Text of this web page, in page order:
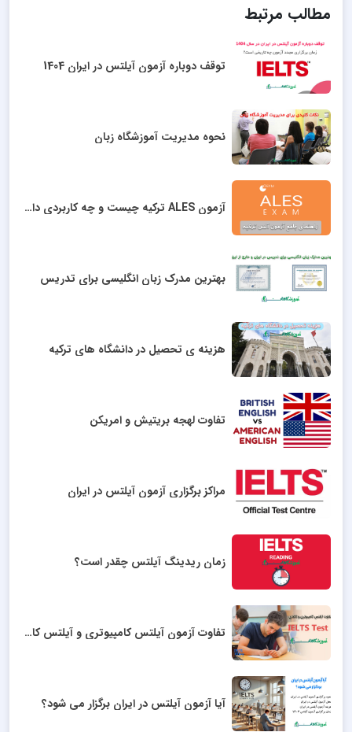
مطالب مرتبط
توقف دوباره آزمون آیلتس در ایران 1404
نحوه مدیریت آموزشگاه زبان
آزمون ALES ترکیه چیست و چه کاربردی دارد؟
بهترین مدرک زبان انگلیسی برای تدریس
هزینه ی تحصیل در دانشگاه های ترکیه
تفاوت لهجه بریتیش و امریکن
مراکز برگزاری آزمون آیلتس در ایران
زمان ریدینگ آیلتس چقدر است؟
تفاوت آزمون آیلتس کامپیوتری و آیلتس کاغذی
آیا آزمون آیلتس در ایران برگزار می شود؟